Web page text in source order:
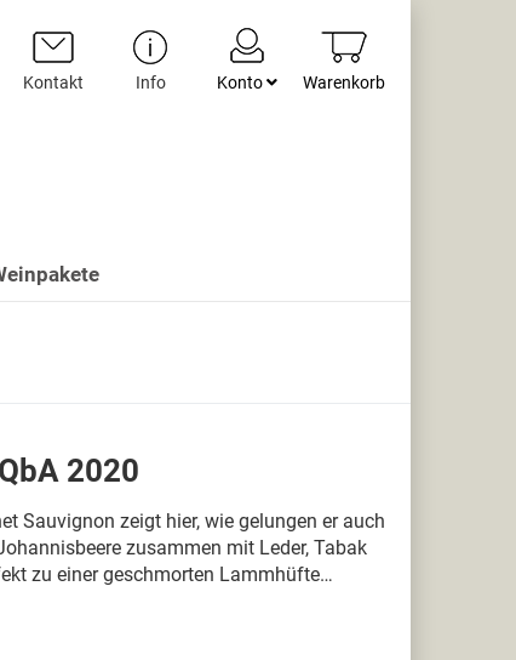
Warenkorb
Konto
Info
Kontakt
2020
Sauvignon zeigt hier, wie gelungen er auch
zusammen mit Leder, Tabak
zu einer geschmorten Lammhüfte…